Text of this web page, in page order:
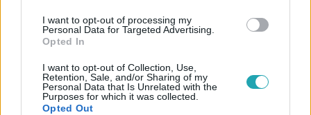
I want to opt-out of processing my
Personal Data for Targeted Advertising.
Opted In
I want to opt-out of Collection, Use,
Retention, Sale, and/or Sharing of my
Personal Data that Is Unrelated with the
Purposes for which it was collected.
Opted Out